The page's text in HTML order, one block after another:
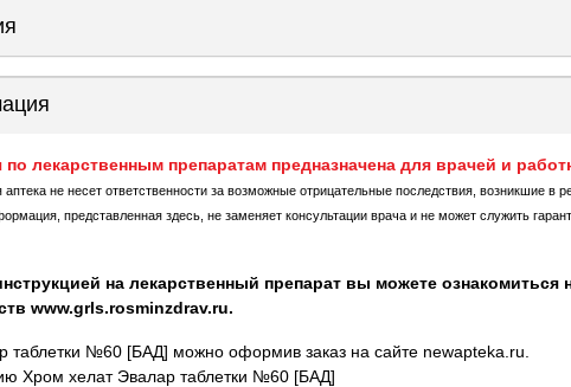
лекарственным препаратам предназначена для врачей и
не несет ответственности за возможные отрицательные последствия, возникшие в
представленная здесь, не заменяет консультации врача и не может служить
на лекарственный препарат вы можете ознакомиться
www.grls.rosminzdrav.ru.
таблетки №60 [БАД] можно оформив заказ на сайте newapteka.ru.
Хром хелат Эвалар таблетки №60 [БАД]